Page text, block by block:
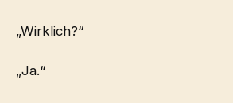
„Wirklich?“
„Ja.“